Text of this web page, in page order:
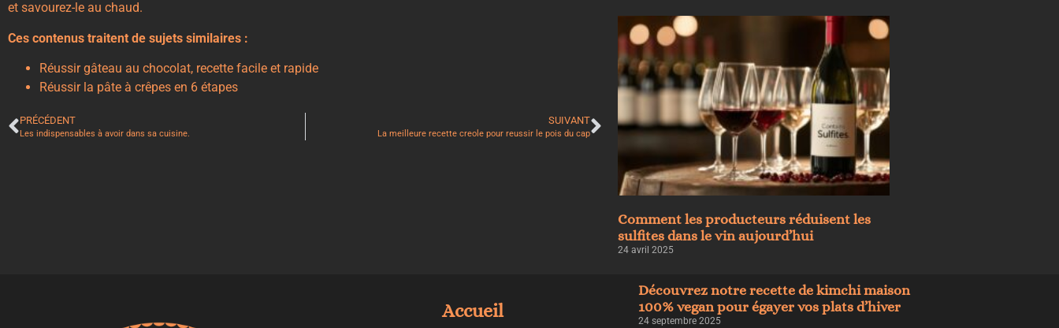
et savourez-le au chaud.
Ces contenus traitent de sujets similaires :
Réussir gâteau au chocolat, recette facile et rapide
Réussir la pâte à crêpes en 6 étapes
PRÉCÉDENT
Les indispensables à avoir dans sa cuisine.
SUIVANT
La meilleure recette creole pour reussir le pois du cap
Comment les producteurs réduisent les
sulfites dans le vin aujourd’hui
24 avril 2025
Accueil
Découvrez notre recette de kimchi maison
100% vegan pour égayer vos plats d’hiver
24 septembre 2025